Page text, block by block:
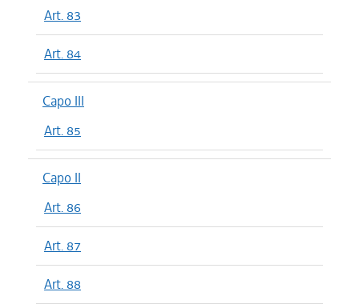
Art. 83
Art. 84
Capo III
Art. 85
Capo II
Art. 86
Art. 87
Art. 88